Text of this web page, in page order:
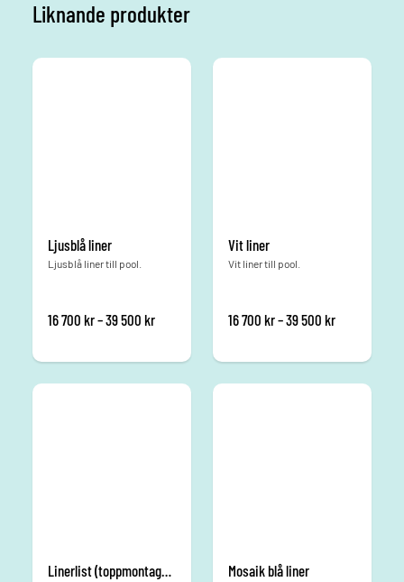
Liknande produkter
Ljusblå liner
Ljusblå liner till pool.
16 700 kr–39 500 krPrisintervall: 16 700 kr till 39 500 kr
Vit liner
Vit liner till pool.
16 700 kr–39 500 kr
Linerlist (toppmontage) PVC Mosaik blå liner